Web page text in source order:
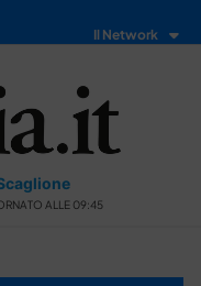
Il Network
ALLE 09:45